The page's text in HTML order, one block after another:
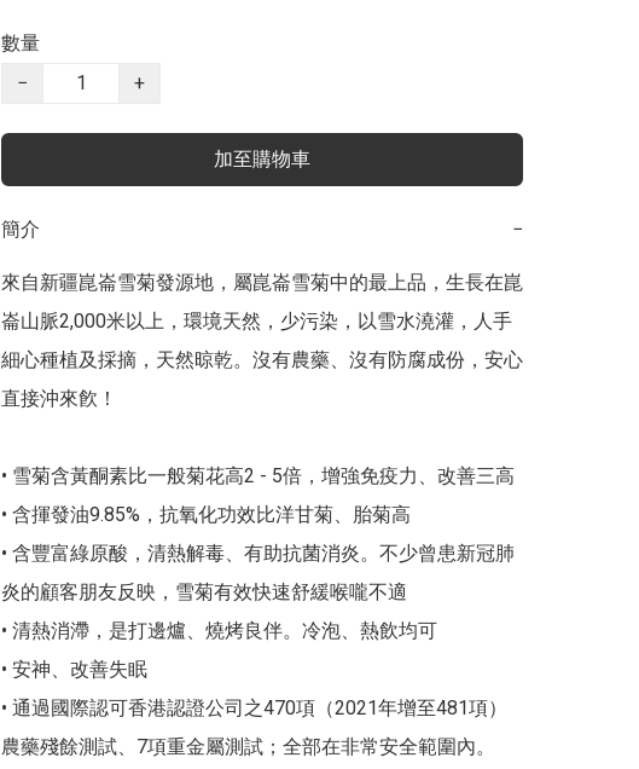
數量
−
+
加至購物車
簡介 −
來自新疆崑崙雪菊發源地，屬崑崙雪菊中的最上品，生長在崑
崙山脈2,000米以上，環境天然，少污染，以雪水澆灌，人手
細心種植及採摘，天然晾乾。沒有農藥、沒有防腐成份，安心
直接沖來飮！
• 雪菊含黃酮素比一般菊花高2 - 5倍，增強免疫力、改善三高
• 含揮發油9.85%，抗氧化功效比洋甘菊、胎菊高
• 含豐富綠原酸，清熱解毒、有助抗菌消炎。不少曾患新冠肺
炎的顧客朋友反映，雪菊有效快速舒緩喉嚨不適
• 清熱消滯，是打邊爐、燒烤良伴。冷泡、熱飲均可
• 安神、改善失眠
• 通過國際認可香港認證公司之470項（2021年增至481項）
農藥殘餘測試、7項重金屬測試；全部在非常安全範圍內。